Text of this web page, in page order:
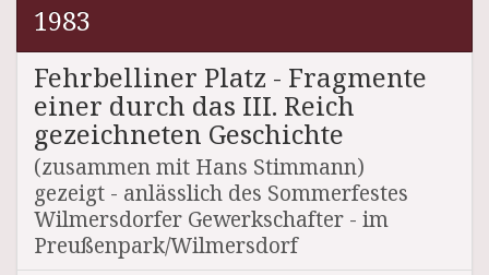
1983
Fehrbelliner Platz - Fragmente
einer durch das III. Reich
gezeichneten Geschichte
(zusammen mit Hans Stimmann)
gezeigt - anlässlich des Sommerfestes
Wilmersdorfer Gewerkschafter - im
Preußenpark/Wilmersdorf